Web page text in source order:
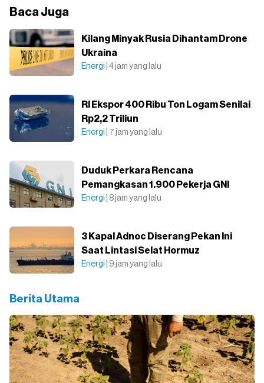
Baca Juga
Kilang Minyak Rusia Dihantam Drone
Ukraina
Energi | 4 jam yang lalu
RI Ekspor 400 Ribu Ton Logam Senilai
Rp2,2 Triliun
Energi | 7 jam yang lalu
Duduk Perkara Rencana
Pemangkasan 1.900 Pekerja GNI
Energi | 8 jam yang lalu
3 Kapal Adnoc Diserang Pekan Ini
Saat Lintasi Selat Hormuz
Energi | 9 jam yang lalu
Berita Utama